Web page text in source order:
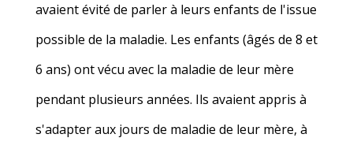
avaient évité de parler à leurs enfants de l'issue
possible de la maladie. Les enfants (âgés de 8 et
6 ans) ont vécu avec la maladie de leur mère
pendant plusieurs années. Ils avaient appris à
s'adapter aux jours de maladie de leur mère, à